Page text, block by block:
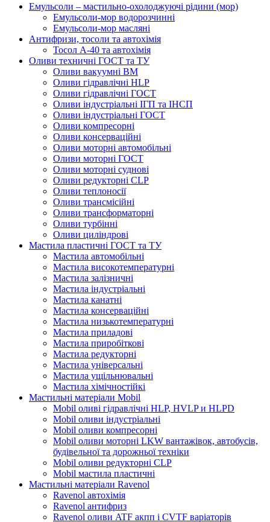
Емульсоли – мастильно-охолоджуючі рідини (мор)
Емульсоли-мор водорозчинні
Емульсоли-мор масляні
Антифризи, тосоли та автохімія
Тосол А-40 та автохімія
Оливи техничні ГОСТ та ТУ
Оливи вакуумні ВМ
Оливи гідравлічні HLP
Оливи гідравлічні ГОСТ
Оливи індустріальні ІГП та ІНСП
Оливи індустріальні ГОСТ
Оливи компресорні
Оливи консерваційні
Оливи моторні автомобільні
Оливи моторні ГОСТ
Оливи моторні суднові
Оливи редукторні CLP
Оливи теплоносії
Оливи трансмісійні
Оливи трансформаторні
Оливи турбінні
Оливи циліндрові
Мастила пластичні ГОСТ та ТУ
Мастила автомобільні
Мастила високотемпературні
Мастила залізничні
Мастила індустріальні
Мастила канатні
Мастила консерваційні
Мастила низькотемпературні
Мастила приладові
Мастила приробіткові
Мастила редукторні
Мастила універсальні
Мастила ущільнювальні
Мастила хімічностійкі
Мастильні матеріали Mobil
Mobil оливі гідравлічні HLP, HVLP и HLPD
Mobil оливи індустріальні
Mobil оливи компресорні
Mobil оливи моторні LKW вантажівок, автобусів,
будівельної та дорожньої техніки
Mobil оливи редукторні CLP
Mobil мастила пластичні
Мастильні матеріали Ravenol
Ravenol автохімія
Ravenol антифриз
Ravenol оливи ATF акпп і CVTF варіаторів